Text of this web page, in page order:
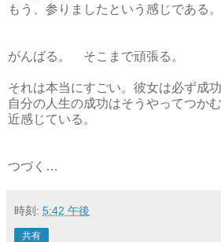
もう、参りましたという感じである。
がんばる。 そこまで頑張る。
それは本当にすごい。彼女は必ず成功
自分の人生の成功はそうやってつか
近感じている。
つづく…
時刻: 5:42 午後
共有